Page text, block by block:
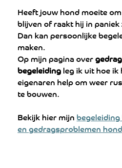
Heeft jouw hond moeite
blijven of raakt hij in
Dan kan persoonlijke
maken.
Op mijn pagina over
begeleiding leg ik uit hoe ik
eigenaren help om weer
te bouwen.
Bekijk hier mijn
en gedragsproblemen hond